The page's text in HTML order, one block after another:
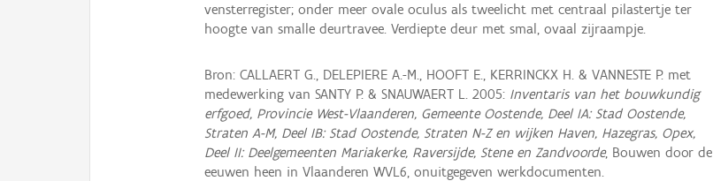
vensterregister; onder meer ovale oculus als tweelicht met centraal pilastertje ter
hoogte van smalle deurtravee. Verdiepte deur met smal, ovaal zijraampje.
Bron: CALLAERT G., DELEPIERE A.-M., HOOFT E., KERRINCKX H. & VANNESTE P. met
medewerking van SANTY P. & SNAUWAERT L. 2005: Inventaris van het bouwkundig
erfgoed, Provincie West-Vlaanderen, Gemeente Oostende, Deel IA: Stad Oostende,
Straten A-M, Deel IB: Stad Oostende, Straten N-Z en wijken Haven, Hazegras, Opex,
Deel II: Deelgemeenten Mariakerke, Raversijde, Stene en Zandvoorde, Bouwen door de
eeuwen heen in Vlaanderen WVL6, onuitgegeven werkdocumenten.